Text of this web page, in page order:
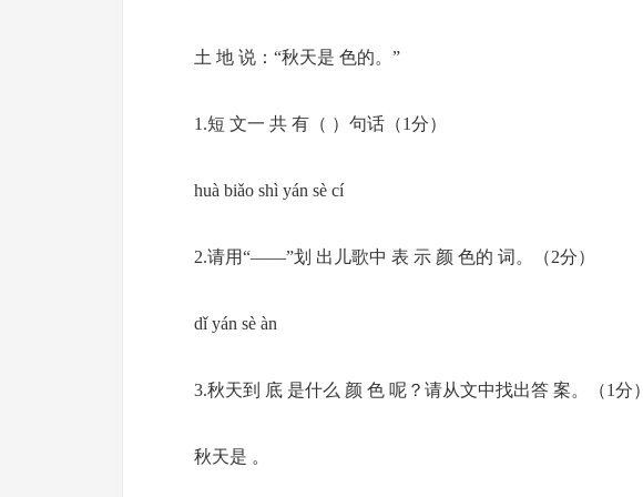
土 地 说：“秋天是 色的。”
1.短 文一 共 有（ ）句话（1分）
huà biǎo shì yán sè cí
2.请用“——”划 出儿歌中 表 示 颜 色的 词。（2分）
dǐ yán sè àn
3.秋天到 底 是什么 颜 色 呢？请从文中找出答 案。（1分）
秋天是 。